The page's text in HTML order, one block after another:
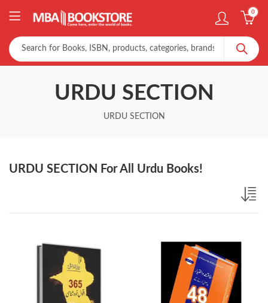
0
URDU SECTION
URDU SECTION
URDU SECTION For All Urdu Books!